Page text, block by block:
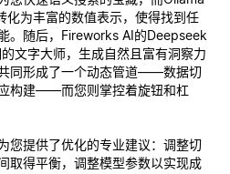
为丰富的数值表示，使得找到任
。随后，Fireworks AI的Deepseek
文字大师，生成自然且富有洞察力
同形成了一个动态管道——数据切
构建——而您则掌控着旋钮和杠
您提供了优化的专业建议：调整切
取得平衡，调整模型参数以实现成